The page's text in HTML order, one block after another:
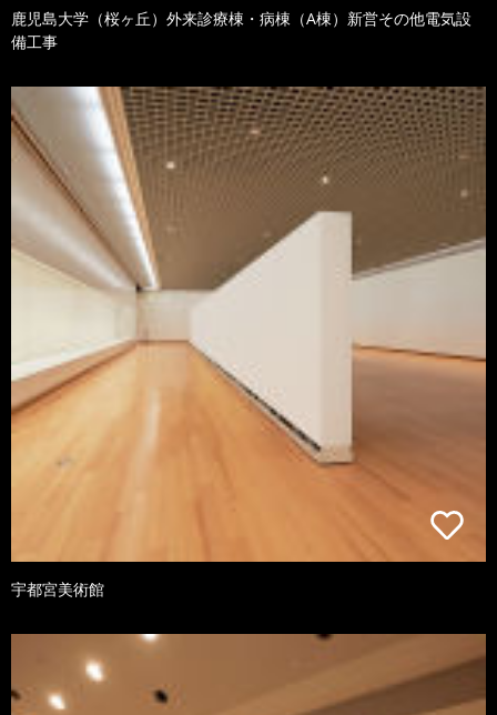
鹿児島大学（桜ヶ丘）外来診療棟・病棟（A棟）新営その他電気設
備工事
宇都宮美術館